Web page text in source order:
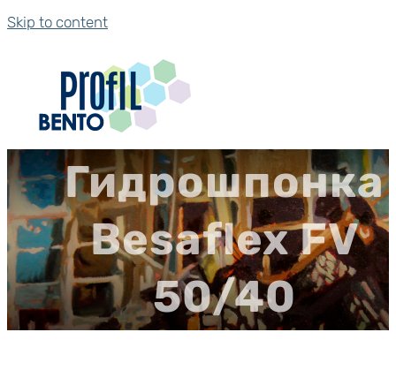
Skip to content
Гидрошпонка
Besaflex FV
50/40